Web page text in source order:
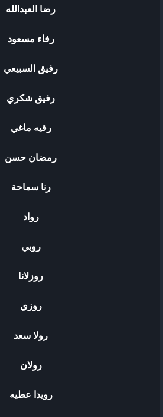
رضا العبدالله
رفاء مسعود
رفيق السبيعي
رفيق شكري
رقيه ماغي
رمضان حسن
رنا سماحة
رواد
روبي
روزلانا
روزي
رولا سعد
رولان
رويدا عطيه